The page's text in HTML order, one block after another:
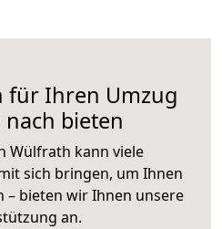
für Ihren Umzug
bieten
Wülfrath kann viele
sich bringen, um Ihnen
– bieten wir Ihnen unsere
an.